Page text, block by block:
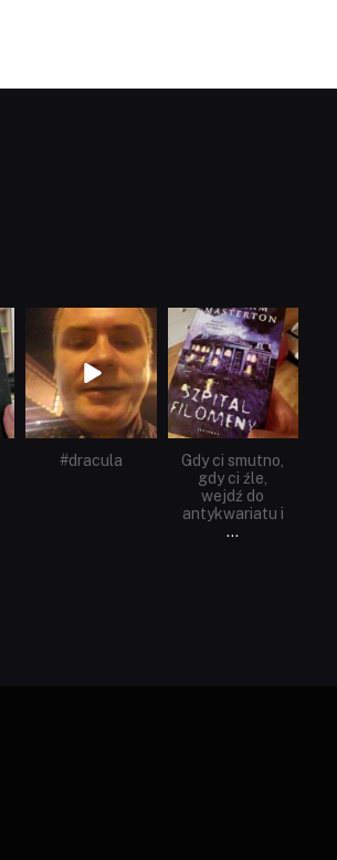
dobryhorror
Maj 25
#dracula
dobryhorror
Maj 22
Gdy ci smutno,
gdy ci źle,
wejdź do
antykwariatu i
...